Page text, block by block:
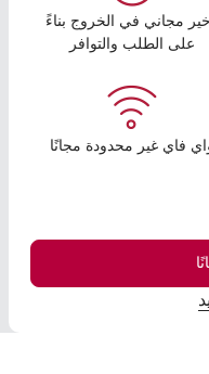
مجاني في الخروج بناءً
على الطلب والتوافر
فاي غير محدودة مجانًا